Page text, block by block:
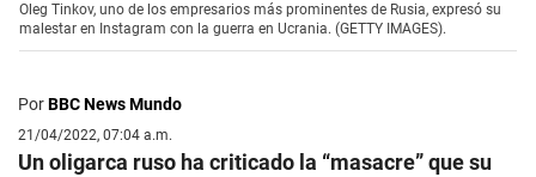
Oleg Tinkov, uno de los empresarios más prominentes de Rusia, expresó su
malestar en Instagram con la guerra en Ucrania. (GETTY IMAGES).
PorBBC News Mundo
21/04/2022, 07:04 a.m.
Un oligarca ruso ha criticado la “masacre” que su